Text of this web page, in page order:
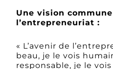
Une vision
l’entrepreneuriat :
« L’avenir de
beau, je le vois
responsable, je le vois